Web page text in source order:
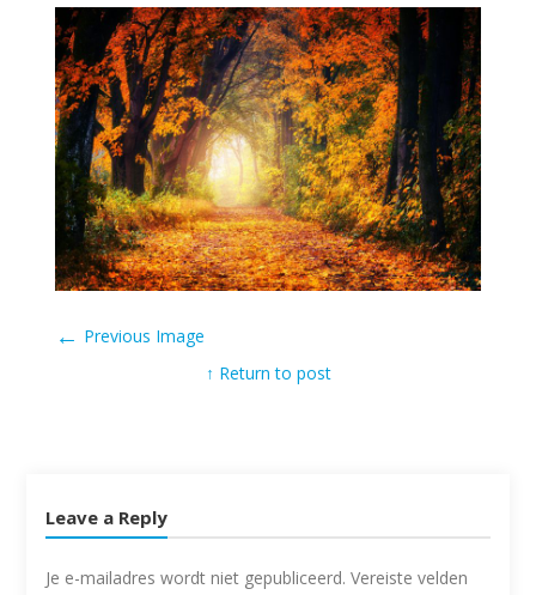
← Previous Image
↑ Return to post
Leave a Reply
Je e-mailadres wordt niet gepubliceerd. Vereiste velden